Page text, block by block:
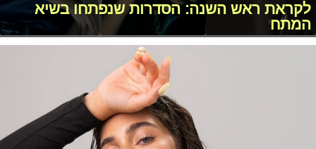
לקראת ראש השנה: הסדרות שנפתחו בשיא
המתח